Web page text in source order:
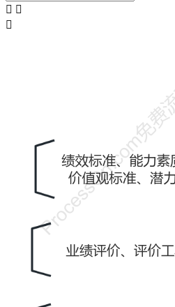
 
